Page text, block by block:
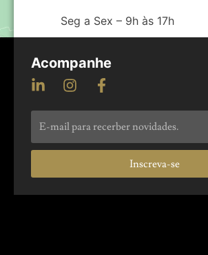
Seg a Sex – 9h às 17h
Acompanhe
Inscreva-se